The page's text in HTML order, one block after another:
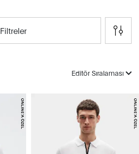
Filtreler
Editör Sıralaması